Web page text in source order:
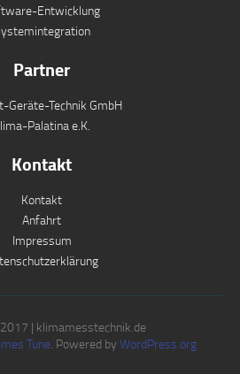
Entwicklung
Partner
Geräte-Technik GmbH
Palatina e.K.
Kontakt
Kontakt
Anfahrt
Impressum
| klimamesstechnik.de
Tune. Powered by WordPress.org